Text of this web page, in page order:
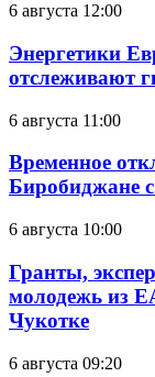
6 августа 12:00
Энергетики
отслеживают
6 августа 11:00
Временное
Биробиджане с
6 августа 10:00
Гранты,
молодежь из
Чукотке
6 августа 09:20